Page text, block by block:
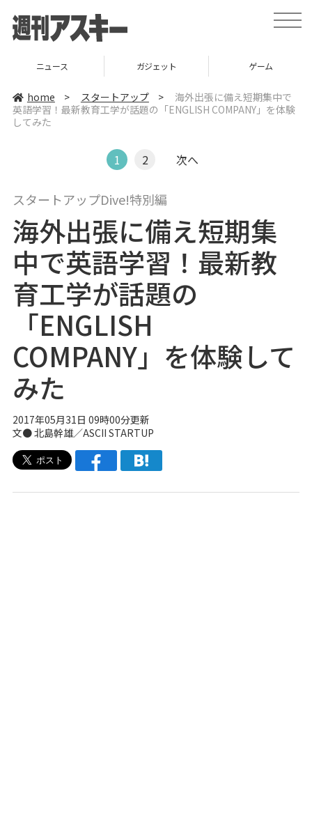
t
o
v
i
ニュース ガジェット ゲーム
home > スタートアップ >
海外出張に備え短期集中で
英語学習！最新教育工学が話題の「ENGLISH COMPANY」を体験
してみた
1 2 次へ
スタートアップDive!特別編
海外出張に備え短期集
中で英語学習！最新教
育工学が話題の
「ENGLISH
COMPANY」を体験して
みた
2017年05月31日 09時00分更新
文● 北島幹雄／ASCII STARTUP